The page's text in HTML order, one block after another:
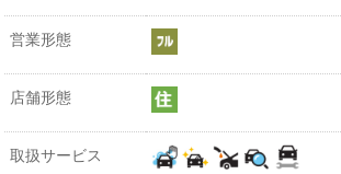
営業形態
店舗形態
取扱サービス